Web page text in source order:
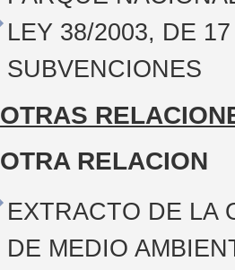
LEY 38/2003, DE
SUBVENCIONES
OTRAS
OTRA RELACION
EXTRACTO DE LA
DE MEDIO